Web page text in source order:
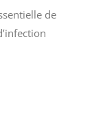
de